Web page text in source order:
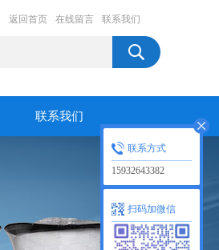
返回首页 在线留言 联系我们
联系我们
联系方式
15932643382
扫码加微信